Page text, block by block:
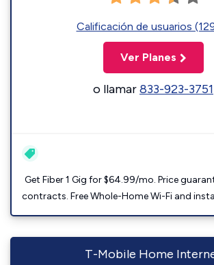
Calificación de usuarios
Ver Planes
o llamar833-923-3751
Get Fiber 1 Gig for $64.99/mo. Price
contracts. Free Whole-Home Wi-Fi and
T-Mobile Home